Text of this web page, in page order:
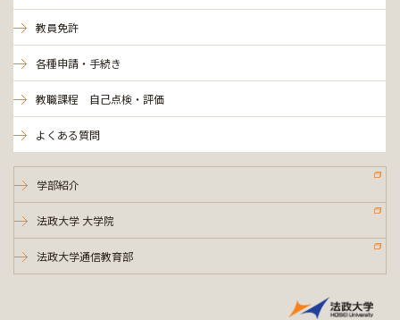
教員免許
各種申請・手続き
教職課程 自己点検・評価
よくある質問
学部紹介
法政大学 大学院
法政大学通信教育部